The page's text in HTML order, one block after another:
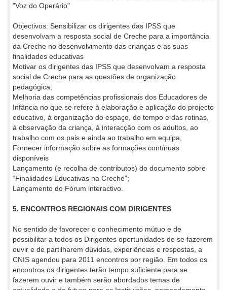
"Voz do Operário"
Objectivos: Sensibilizar os dirigentes das IPSS que
desenvolvam a resposta social de Creche para a importância
da Creche no desenvolvimento das crianças e as suas
finalidades educativas
Motivar os dirigentes das IPSS que desenvolvam a resposta
social de Creche para as questões de organização
pedagógica;
Melhoria das competências profissionais dos Educadores de
Infância no que se refere à elaboração e aplicação do projecto
educativo, à organização do espaço, do tempo e das rotinas,
à observação da criança, à interacção com os adultos, ao
trabalho com os pais e ainda ao trabalho em equipa,
Fornecer informação sobre as formações contínuas
disponíveis
Lançamento (e recolha de contributos) do documento sobre
“Finalidades Educativas na Creche”;
Lançamento do Fórum interactivo.
5. ENCONTROS REGIONAIS COM DIRIGENTES
No sentido de favorecer o conhecimento mútuo e de
possibilitar a todos os Dirigentes oportunidades de se fazerem
ouvir e de partilharem dúvidas, experiências e respostas, a
CNIS agendou para 2011 encontros por região. Em todos os
encontros os dirigentes terão tempo suficiente para se
fazerem ouvir e também serão abordados temas de